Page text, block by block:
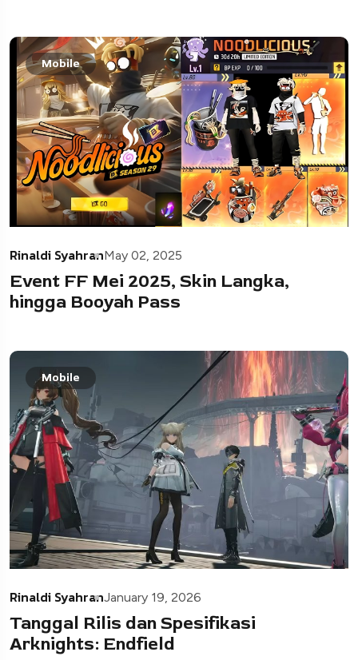
Mobile
Rinaldi SyahranMay 02, 2025
Event FF Mei 2025, Skin Langka,
hingga Booyah Pass
Mobile
Rinaldi SyahranJanuary 19, 2026
Tanggal Rilis dan Spesifikasi
Arknights: Endfield